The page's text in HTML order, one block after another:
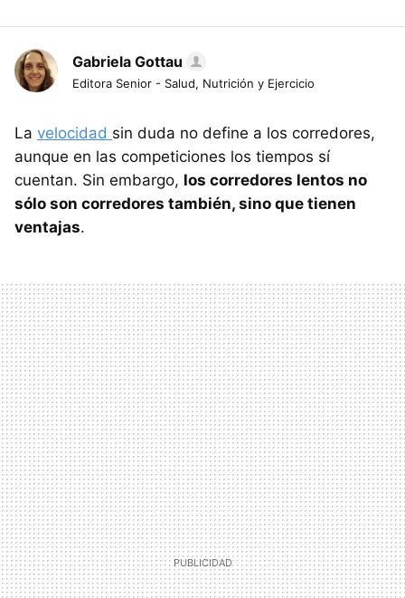
Gabriela Gottau
Editora Senior - Salud, Nutrición y Ejercicio
La velocidad sin duda no define a los corredores,
aunque en las competiciones los tiempos sí
cuentan. Sin embargo, los corredores lentos no
sólo son corredores también, sino que tienen
ventajas.